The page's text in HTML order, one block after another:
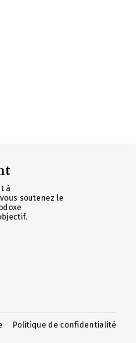
à
soutenez le
Politique de confidentialité